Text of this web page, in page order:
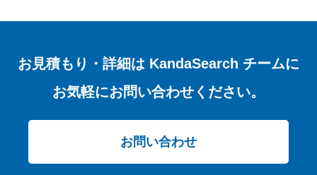
お見積もり・詳細は KandaSearch チームに
お気軽にお問い合わせください。
お問い合わせ